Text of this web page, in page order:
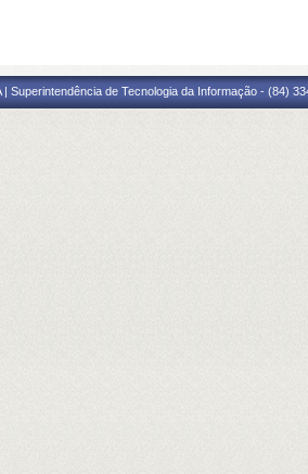
| Superintendência de Tecnologia da Informação - (84)